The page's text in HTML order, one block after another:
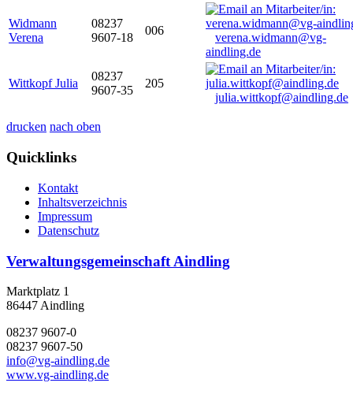
Widmann
Verena
08237
9607-18
006
verena.widmann@vg-
aindling.de
Wittkopf Julia
08237
9607-35
205
julia.wittkopf@aindling.de
drucken nach oben
Quicklinks
Kontakt
Inhaltsverzeichnis
Impressum
Datenschutz
Verwaltungsgemeinschaft Aindling
Marktplatz 1
86447 Aindling
08237 9607-0
08237 9607-50
info@vg-aindling.de
www.vg-aindling.de